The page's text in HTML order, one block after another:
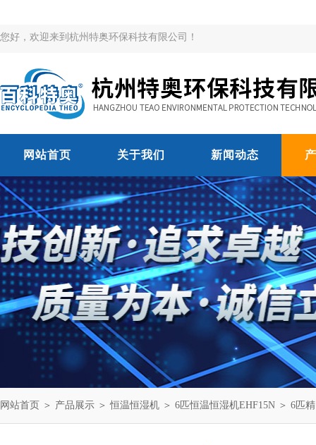
您好，欢迎来到杭州特奥环保科技有限公司！
网站首页 关于我们 新闻动态
网站首页 ＞ 产品展示 ＞恒温恒湿机 ＞ 6匹恒温恒湿机EHF15N ＞ 6匹